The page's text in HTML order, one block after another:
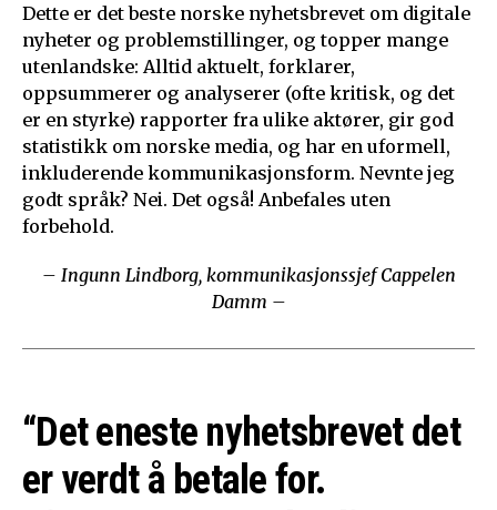
Dette er det beste norske nyhetsbrevet om digitale
nyheter og problemstillinger, og topper mange
utenlandske: Alltid aktuelt, forklarer,
oppsummerer og analyserer (ofte kritisk, og det
er en styrke) rapporter fra ulike aktører, gir god
statistikk om norske media, og har en uformell,
inkluderende kommunikasjonsform. Nevnte jeg
godt språk? Nei. Det også! Anbefales uten
forbehold.
– Ingunn Lindborg, kommunikasjonssjef Cappelen
Damm –
“Det eneste nyhetsbrevet det
er verdt å betale for.